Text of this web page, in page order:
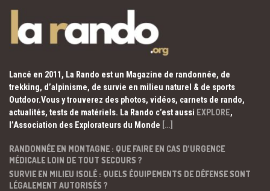
Lancé en 2011, La Rando est un Magazine de randonnée, de
trekking, d’alpinisme, de survie en milieu naturel & de sports
Outdoor.Vous y trouverez des photos, vidéos, carnets de rando,
actualités, tests de matériels. La Rando c’est aussi EXPLORE,
l’Association des Explorateurs du Monde […]
RANDONNÉE EN MONTAGNE : QUE FAIRE EN CAS D’URGENCE
MÉDICALE LOIN DE TOUT SECOURS ?
SURVIE EN MILIEU ISOLÉ : QUELS ÉQUIPEMENTS DE DÉFENSE SONT
LÉGALEMENT AUTORISÉS ?